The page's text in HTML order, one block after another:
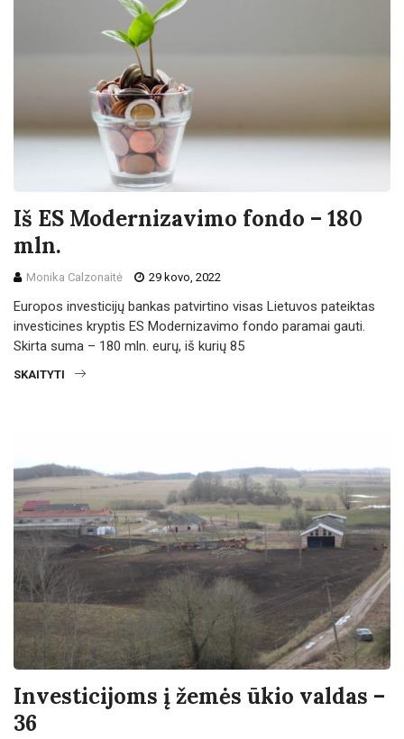
Iš ES Modernizavimo fondo – 180
mln.
Monika Calzonaitė 29 kovo, 2022
Europos investicijų bankas patvirtino visas Lietuvos pateiktas
investicines kryptis ES Modernizavimo fondo paramai gauti.
Skirta suma – 180 mln. eurų, iš kurių 85
SKAITYTI
Investicijoms į žemės ūkio valdas –
36